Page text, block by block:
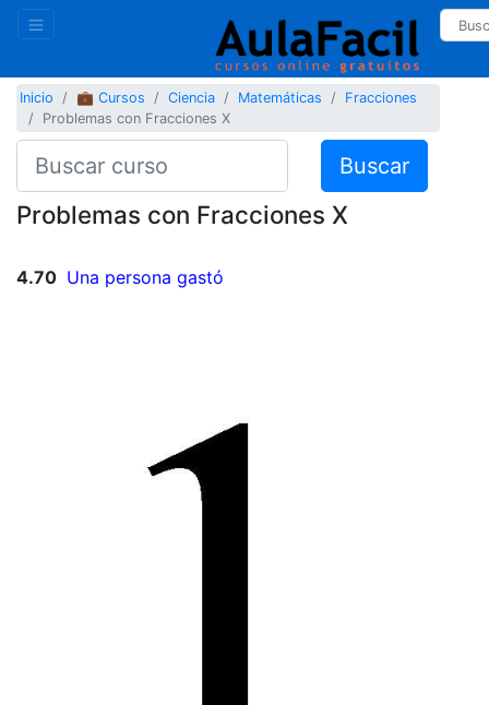
Inicio 💼 Cursos Ciencia Matemáticas
Fracciones
Problemas con Fracciones X
Buscar
Problemas con Fracciones X
4.70 Una persona gastó